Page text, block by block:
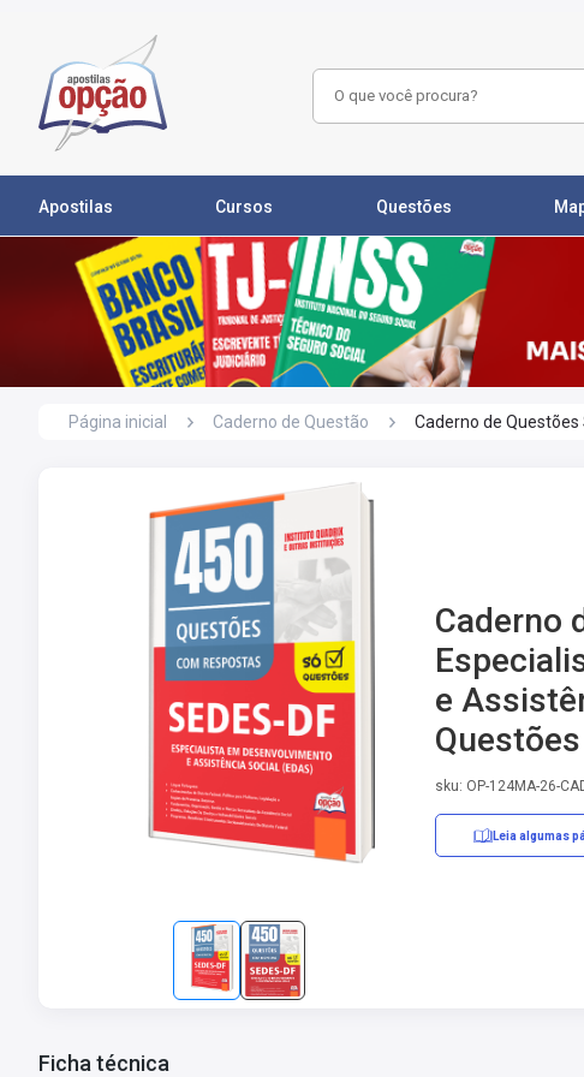
Apostilas Cursos Questões
Página inicial Caderno de Questão Caderno de Questões
Caderno
e
sku: OP-124MA-26-
Leia algumas
Ficha técnica